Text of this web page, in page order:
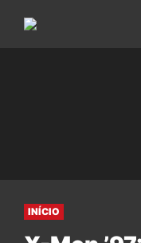
INÍCIO